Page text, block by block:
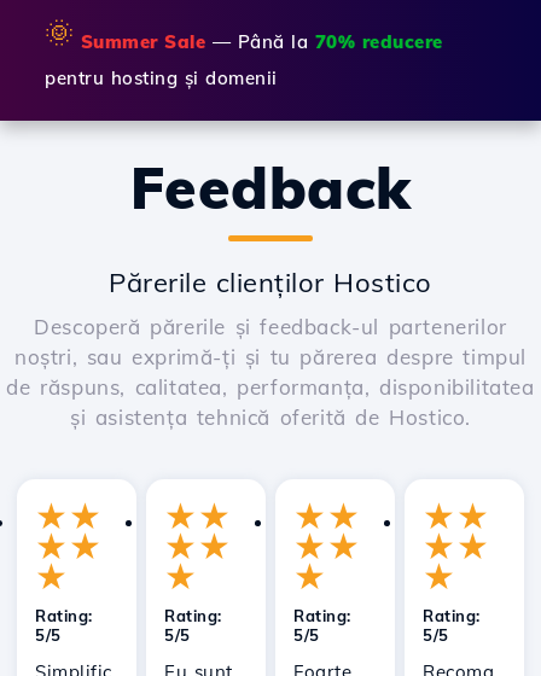
🌞 Summer Sale — Până la 70% reducere
pentru hosting și domenii
Feedback
Părerile clienților Hostico
Descoperă părerile și feedback-ul partenerilor
noștri, sau exprimă-ți și tu părerea despre timpul
de răspuns, calitatea, performanța, disponibilitatea
și asistența tehnică oferită de Hostico.
★★
★★
★
Rating:
5/5
★★
★★
★
Rating:
5/5
★★
★★
★
Rating:
5/5
★★
★★
★
Rating:
5/5